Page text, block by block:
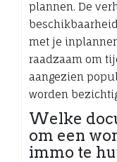
plannen. De
met je
raadzaam om
aangezien
worden
Welke
om een
immo te